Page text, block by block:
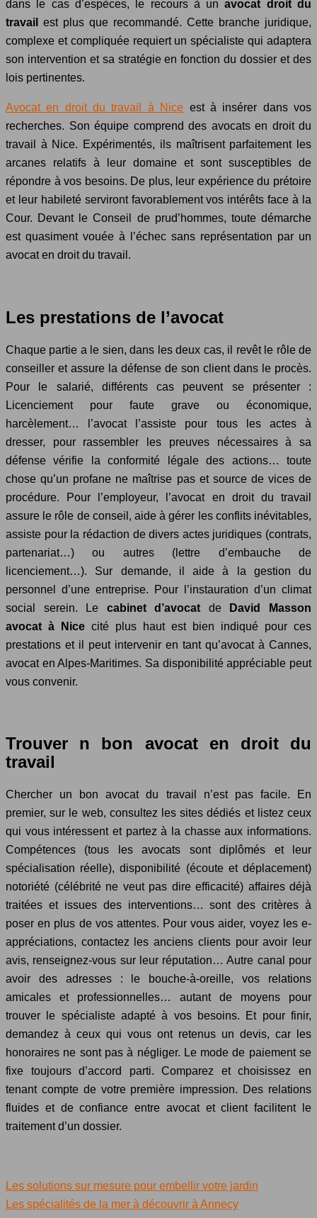
dans le cas d’espèces, le recours à unavocat droit du
travail
est plus que recommandé. Cette branche juridique,
complexe et compliquée requiert un spécialiste qui adaptera
son intervention et sa stratégie en fonction du dossier et des
lois pertinentes.
Avocat en droit du travail à Nice est à insérer dans vos
recherches. Son équipe comprend des avocats en droit du
travail à Nice. Expérimentés, ils maîtrisent parfaitement les
arcanes relatifs à leur domaine et sont susceptibles de
répondre à vos besoins. De plus, leur expérience du prétoire
et leur habileté serviront favorablement vos intérêts face à la
Cour. Devant le Conseil de prud’hommes, toute démarche
est quasiment vouée à l’échec sans représentation par un
avocat en droit du travail.
Les prestations de l’avocat
Chaque partie a le sien, dans les deux cas, il revêt le rôle de
conseiller et assure la défense de son client dans le procès.
Pour le salarié, différents cas peuvent se présenter :
Licenciement pour faute grave ou économique,
harcèlement… l’avocat l’assiste pour tous les actes à
dresser, pour rassembler les preuves nécessaires à sa
défense vérifie la conformité légale des actions… toute
chose qu’un profane ne maîtrise pas et source de vices de
procédure. Pour l’employeur, l’avocat en droit du travail
assure le rôle de conseil, aide à gérer les conflits inévitables,
assiste pour la rédaction de divers actes juridiques (contrats,
partenariat…) ou autres (lettre d’embauche de
licenciement…). Sur demande, il aide à la gestion du
personnel d’une entreprise. Pour l’instauration d’un climat
social serein. Le cabinet d’avocat de
David Masson
avocat à Nice cité plus haut est bien indiqué pour ces
prestations et il peut intervenir en tant qu’avocat à Cannes,
avocat en Alpes-Maritimes. Sa disponibilité appréciable peut
vous convenir.
Trouver n bon avocat en droit du
travail
Chercher un bon avocat du travail n’est pas facile. En
premier, sur le web, consultez les sites dédiés et listez ceux
qui vous intéressent et partez à la chasse aux informations.
Compétences (tous les avocats sont diplômés et leur
spécialisation réelle), disponibilité (écoute et déplacement)
notoriété (célébrité ne veut pas dire efficacité) affaires déjà
traitées et issues des interventions… sont des critères à
poser en plus de vos attentes. Pour vous aider, voyez les e-
appréciations, contactez les anciens clients pour avoir leur
avis, renseignez-vous sur leur réputation… Autre canal pour
avoir des adresses : le bouche-à-oreille, vos relations
amicales et professionnelles… autant de moyens pour
trouver le spécialiste adapté à vos besoins. Et pour finir,
demandez à ceux qui vous ont retenus un devis, car les
honoraires ne sont pas à négliger. Le mode de paiement se
fixe toujours d’accord parti. Comparez et choisissez en
tenant compte de votre première impression. Des relations
fluides et de confiance entre avocat et client facilitent le
traitement d’un dossier.
Les solutions sur mesure pour embellir votre jardin
Les spécialités de la mer à découvrir à Annecy